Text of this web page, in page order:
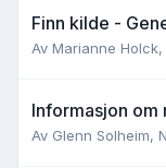
Finn kilde -
Av Marianne Holck,
Informasjon om
Av Glenn Solheim,